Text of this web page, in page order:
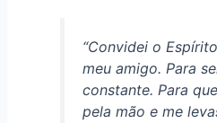
“Convidei o
meu amigo. Para
constante. Para
pela mão e me